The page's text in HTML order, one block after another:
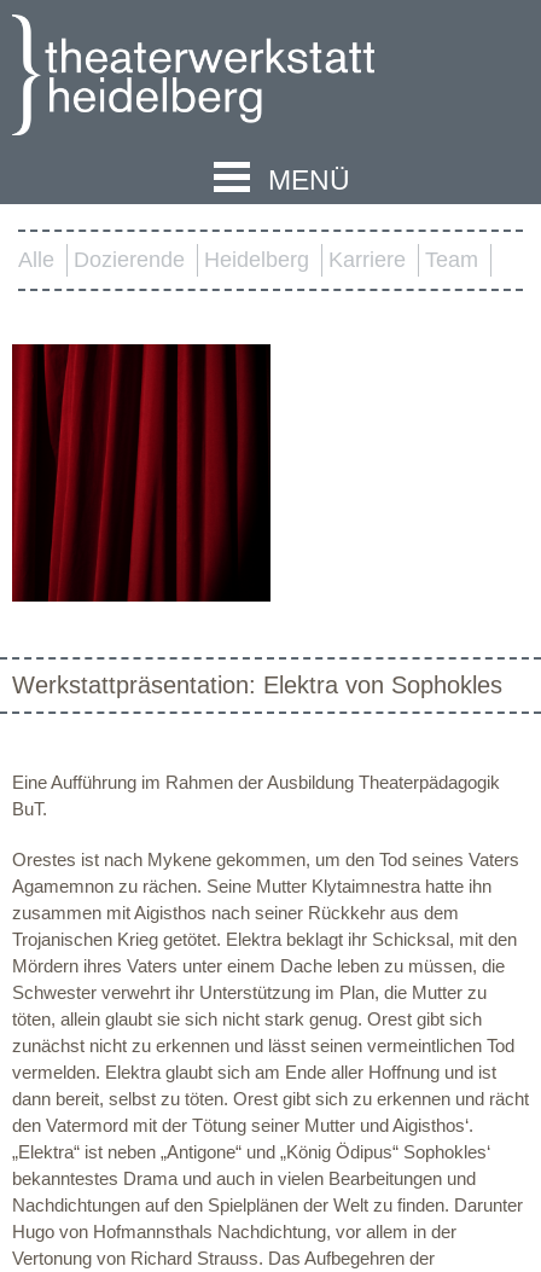
MENÜ
Alle Dozierende Heidelberg Karriere Team
Werkstattpräsentation: Elektra von Sophokles
Eine Aufführung im Rahmen der Ausbildung Theaterpädagogik
BuT.
Orestes ist nach Mykene gekommen, um den Tod seines Vaters
Agamemnon zu rächen. Seine Mutter Klytaimnestra hatte ihn
zusammen mit Aigisthos nach seiner Rückkehr aus dem
Trojanischen Krieg getötet. Elektra beklagt ihr Schicksal, mit den
Mördern ihres Vaters unter einem Dache leben zu müssen, die
Schwester verwehrt ihr Unterstützung im Plan, die Mutter zu
töten, allein glaubt sie sich nicht stark genug. Orest gibt sich
zunächst nicht zu erkennen und lässt seinen vermeintlichen Tod
vermelden. Elektra glaubt sich am Ende aller Hoffnung und ist
dann bereit, selbst zu töten. Orest gibt sich zu erkennen und rächt
den Vatermord mit der Tötung seiner Mutter und Aigisthos‘.
„Elektra“ ist neben „Antigone“ und „König Ödipus“ Sophokles‘
bekanntestes Drama und auch in vielen Bearbeitungen und
Nachdichtungen auf den Spielplänen der Welt zu finden. Darunter
Hugo von Hofmannsthals Nachdichtung, vor allem in der
Vertonung von Richard Strauss. Das Aufbegehren der